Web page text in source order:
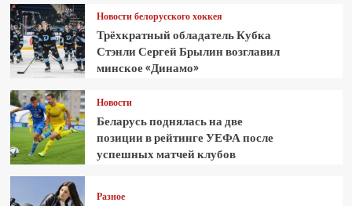
Новости белорусского хоккея
Трёхкратный обладатель Кубка
Стэнли Сергей Брылин возглавил
минское «Динамо»
Новости
Беларусь поднялась на две
позиции в рейтинге УЕФА после
успешных матчей клубов
Разное